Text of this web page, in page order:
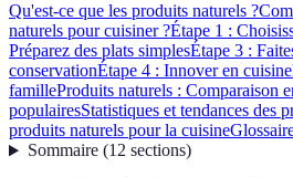
Qu'est-ce que les produits naturels ?
naturels pour cuisiner ?Étape 1 :
Préparez des plats simplesÉtape 3 :
conservationÉtape 4 : Innover en cuisine
familleProduits naturels : Comparaison
populairesStatistiques et tendances des
produits naturels pour la cuisine
Sommaire(12 sections)